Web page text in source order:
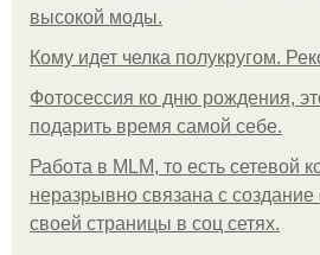
высокой моды.
Кому идет челка полукругом.
Фотосессия ко дню рождения,
подарить время самой себе.
Работа в MLM, то есть сетевой
неразрывно связана с создание
своей страницы в соц сетях.